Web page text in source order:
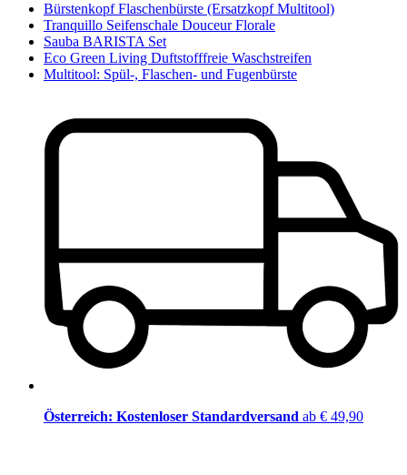
Bürstenkopf Flaschenbürste (Ersatzkopf Multitool)
Tranquillo Seifenschale Douceur Florale
Sauba BARISTA Set
Eco Green Living Duftstofffreie Waschstreifen
Multitool: Spül-, Flaschen- und Fugenbürste
Österreich: Kostenloser Standardversand ab € 49,90